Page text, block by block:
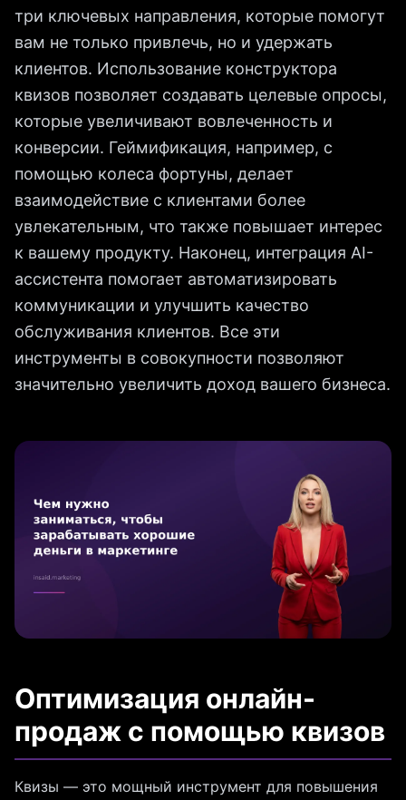
три ключевых направления, которые помогут
вам не только привлечь, но и удержать
клиентов. Использование конструктора
квизов позволяет создавать целевые опросы,
которые увеличивают вовлеченность и
конверсии. Геймификация, например, с
помощью колеса фортуны, делает
взаимодействие с клиентами более
увлекательным, что также повышает интерес
к вашему продукту. Наконец, интеграция AI-
ассистента помогает автоматизировать
коммуникации и улучшить качество
обслуживания клиентов. Все эти
инструменты в совокупности позволяют
значительно увеличить доход вашего бизнеса.
Оптимизация онлайн-
продаж с помощью квизов
Квизы — это мощный инструмент для повышения